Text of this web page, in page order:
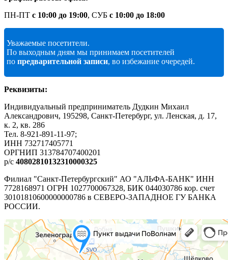
ПН-ПТ с 10:00 до 19:00, СУБ с 10:00 до 18:00
Уважаемые посетители.
По выходным дням мы принимаем посетителей
по предварительной записи, во избежание очередей.
Реквизиты:
Индивидуальный предприниматель Дудкин Михаил
Александрович, 195298, Санкт-Петербург, ул. Ленская, д. 17,
к. 2, кв. 286
Тел. 8-921-891-11-97;
ИНН 732717405771
ОРГНИП 313784707400201
р/c 40802810132310000325
Филиал "Санкт-Петербургский" АО "АЛЬФА-БАНК" ИНН
7728168971 ОГРН 1027700067328, БИК 044030786 кор. счет
30101810600000000786 в СЕВЕРО-ЗАПАДНОЕ ГУ БАНКА
РОССИИ.